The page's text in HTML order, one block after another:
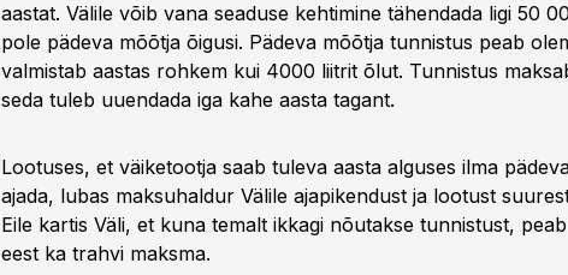
aastat. Välile võib vana seaduse kehtimine tähendada ligi 50
pole pädeva mõõtja õigusi. Pädeva mõõtja tunnistus peab
valmistab aastas rohkem kui 4000 liitrit õlut. Tunnistus
seda tuleb uuendada iga kahe aasta tagant.
Lootuses, et väiketootja saab tuleva aasta alguses ilma
ajada, lubas maksuhaldur Välile ajapikendust ja lootust
Eile kartis Väli, et kuna temalt ikkagi nõutakse tunnistust,
eest ka trahvi maksma.